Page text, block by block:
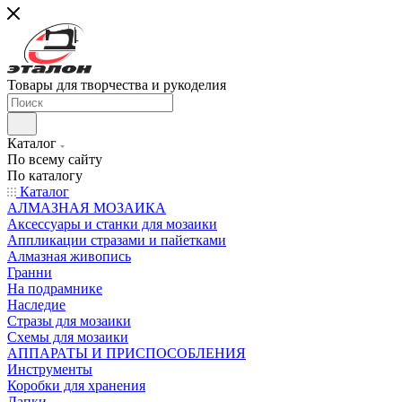
Товары для творчества и рукоделия
Каталог
По всему сайту
По каталогу
Каталог
АЛМАЗНАЯ МОЗАИКА
Аксессуары и станки для мозаики
Аппликации стразами и пайетками
Алмазная живопись
Гранни
На подрамнике
Наследие
Стразы для мозаики
Схемы для мозаики
АППАРАТЫ И ПРИСПОСОБЛЕНИЯ
Инструменты
Коробки для хранения